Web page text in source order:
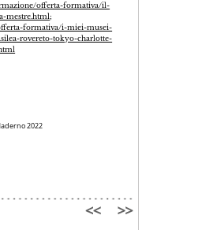
offerta-formativa/il-
mestre.html;
formativa/i-miei-musei-
rovereto-tokyo-charlotte-
2022